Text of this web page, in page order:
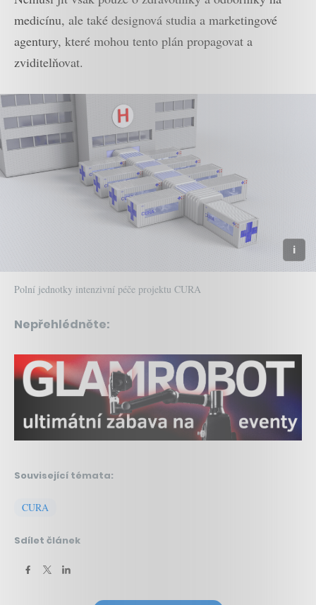
medicínu, ale také designová studia a marketingové
agentury, které mohou tento plán propagovat a
zviditelňovat.
Polní jednotky intenzivní péče projektu CURA
Nepřehlédněte:
Související témata:
CURA
Sdílet článek